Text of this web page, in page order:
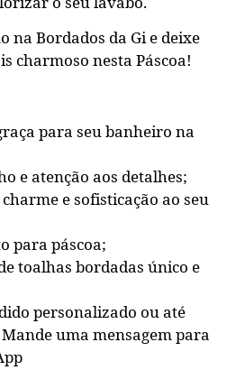
na Bordados da Gi e deixe
charmoso nesta Páscoa!
para seu banheiro na
e atenção aos detalhes;
e sofisticação ao seu
para páscoa;
toalhas bordadas único e
personalizado ou até
uma mensagem para